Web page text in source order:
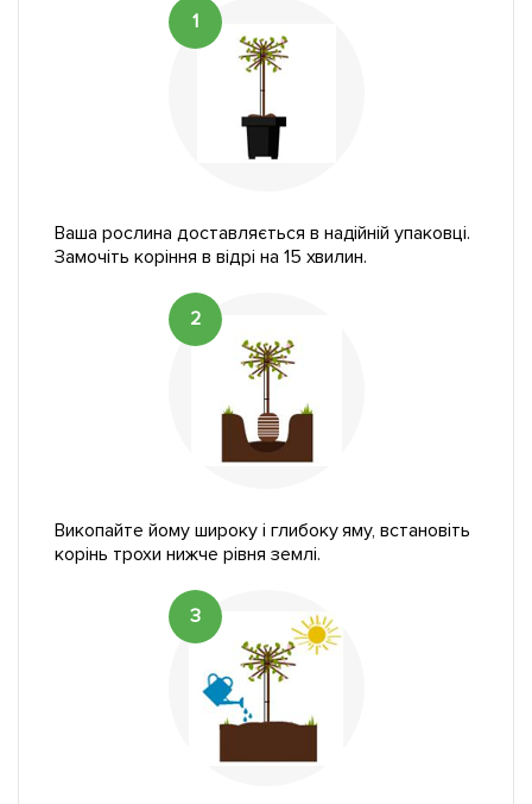
1
Ваша рослина доставляється в надійній упаковці.
Замочіть коріння в відрі на 15 хвилин.
2
Викопайте йому широку і глибоку яму, встановіть
корінь трохи нижче рівня землі.
3